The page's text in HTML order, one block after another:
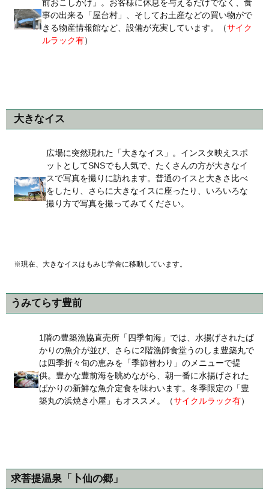
前おこしかけ」。お客様に休息を与えるだけでなく、食
事の出来る「屋台村」、そしてお土産などの買い物がで
きる物産情報館など、設備が充実しています。（サイク
ルラック有）
大きなイス
広場に突然現れた「大きなイス」。インスタ映えスポ
ットとしてSNSでも人気で、たくさんの方が大きなイ
スで写真を撮りに訪れます。普通のイスと大きさ比べ
をしたり、さらに大きなイスに座ったり、いろいろな
撮り方で写真を撮ってみてください。
※現在、大きなイスはもみじ学舎に移動しています。
うみてらす豊前
1階の豊築漁協直売所「四季旬海」では、水揚げされたば
かりの魚介が並び、さらに2階漁師食堂うのしま豊築丸で
は四季折々旬の恵みを「季節替わり」のメニューで提
供。豊かな豊前海を眺めながら、朝一番に水揚げされた
ばかりの新鮮な魚介定食を味わいます。冬季限定の「豊
築丸の浜焼き小屋」もオススメ。（サイクルラック有）
求菩提温泉「卜仙の郷」